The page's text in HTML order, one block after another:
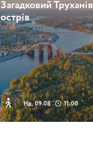
Загадковий Труханів
острів
Нд, 09.08 11:00